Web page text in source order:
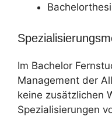
Im Bachelor
Management der
keine zusätzlichen
Spezialisierungen